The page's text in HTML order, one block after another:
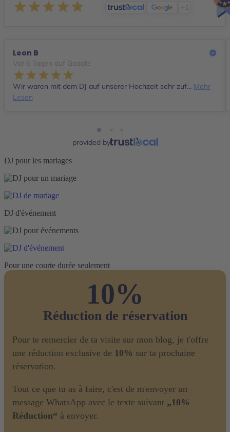
+1
Leon B
Vor 6 Tagen auf Google
Wir waren mit dem DJ auf unserer Hochzeit sehr zuf... Mehr
Lesen
provided by
DJ pour les mariages
DJ d'événement
Pour une courte durée seulement
10%
Réduction de réservation
Pour te remercier de ta visite sur mon blog, je t'offre
une réduction exclusive de 10% sur ta prochaine
réservation.
Tout ce que tu as à faire, c'est de m'envoyer un
message WhatsApp avec le texte suivant „10%
Réduction“ à envoyer.